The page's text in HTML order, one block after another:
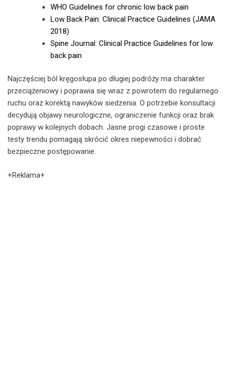
WHO Guidelines for chronic low back pain
Low Back Pain: Clinical Practice Guidelines (JAMA
2018)
Spine Journal: Clinical Practice Guidelines for low
back pain
Najczęściej ból kręgosłupa po długiej podróży ma charakter
przeciążeniowy i poprawia się wraz z powrotem do regularnego
ruchu oraz korektą nawyków siedzenia. O potrzebie konsultacji
decydują objawy neurologiczne, ograniczenie funkcji oraz brak
poprawy w kolejnych dobach. Jasne progi czasowe i proste
testy trendu pomagają skrócić okres niepewności i dobrać
bezpieczne postępowanie.
+Reklama+